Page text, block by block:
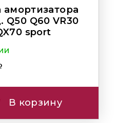
амортизатора
Q50 Q60 VR30
sport
В корзину